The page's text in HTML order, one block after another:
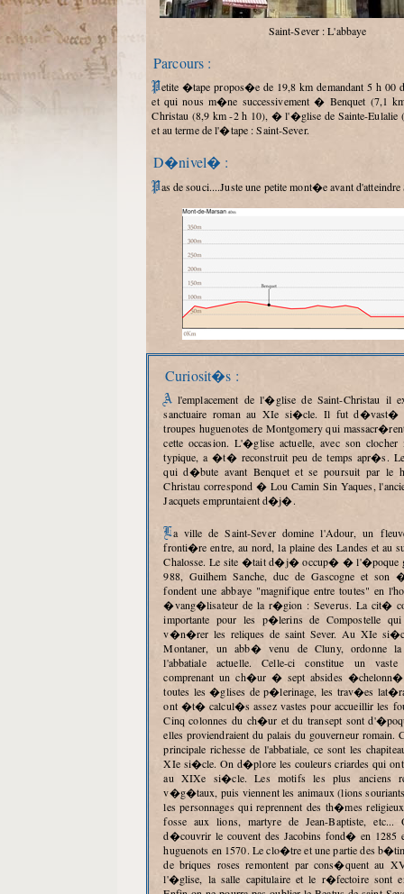
Saint-Sever : L'abbaye
Parcours :
Petite �tape propos�e de 19,8 km demandant 5 h 00 de p�r�grination
et qui nous m�ne successivement � Benquet (7,1
Christau (8,9 km -2 h 10), � l'�glise de Sainte-Eulalie
et au terme de l'�tape : Saint-Sever.
D�nivel� :
Pas de souci....Juste une petite mont�e avant
Curiosit�s :
A l'emplacement de l'�glise de Saint-Christau il existait d�j� un
sanctuaire roman au XIe si�cle. Il fut d�vast�
troupes huguenotes de Montgomery qui
cette occasion. L'�glise actuelle, avec son clocher
typique, a �t� reconstruit peu de temps apr�s.
qui d�bute avant Benquet et se poursuit par le
Christau correspond � Lou Camin Sin Yaques,
Jacquets empruntaient d�j�.
La ville de Saint-Sever domine l'Adour, un fleuve qui marque la
fronti�re entre, au nord, la plaine des Landes et au
Chalosse. Le site �tait d�j� occup� � l'�poque
988, Guilhem Sanche, duc de Gascogne et son
fondent une abbaye "magnifique entre toutes" en
�vang�lisateur de la r�gion : Severus. La cit�
importante pour les p�lerins de Compostelle
v�n�rer les reliques de saint Sever. Au XIe
Montaner, un abb� venu de Cluny, ordonne la
l'abbatiale actuelle. Celle-ci constitue un
comprenant un ch�ur � sept absides
toutes les �glises de p�lerinage, les trav�es
ont �t� calcul�s assez vastes pour accueillir les
Cinq colonnes du ch�ur et du transept sont
elles proviendraient du palais du gouverneur romain.
principale richesse de l'abbatiale, ce sont les
XIe si�cle. On d�plore les couleurs criardes qui
au XIXe si�cle. Les motifs les plus anciens
v�g�taux, puis viennent les animaux (lions
les personnages qui reprennent des th�mes
fosse aux lions, martyre de Jean-Baptiste, etc...
d�couvrir le couvent des Jacobins fond� en 1285
huguenots en 1570. Le clo�tre et une partie des
de briques roses remontent par cons�quent au
l'�glise, la salle capitulaire et le r�fectoire sont